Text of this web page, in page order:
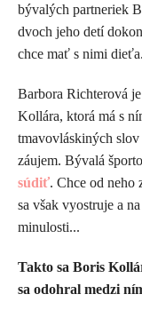
bývalých partneriek
dvoch jeho detí
chce mať s nimi
Barbora Richterová
Kollára, ktorá má s
tmavovláskiných slov
záujem. Bývalá
súdiť. Chce od
sa však vyostruje a
minulosti...
​Takto sa Boris
sa odohral medzi